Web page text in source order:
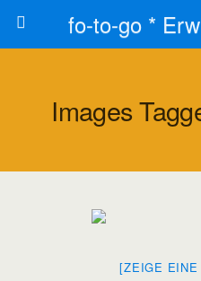
fo-to-go *
Images
[ZEIGE EINE